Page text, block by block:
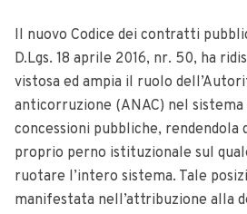
Il nuovo Codice dei contratti
D.Lgs. 18 aprile 2016, nr. 50, ha
vistosa ed ampia il ruolo
anticorruzione (ANAC) nel
concessioni pubbliche,
proprio perno istituzionale sul
ruotare l’intero sistema. Tale
manifestata nell’attribuzione alla